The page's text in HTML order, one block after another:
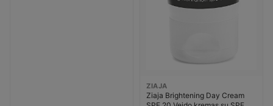
ZIAJA
Ziaja Brightening Day Cream